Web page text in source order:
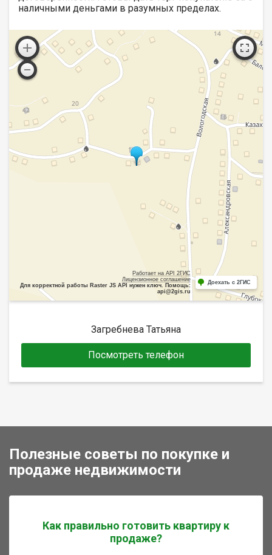
наличными деньгами в разумных пределах.
Работает на API 2ГИС
Лицензионное соглашение
Для корректной работы Raster JS API нужен ключ. Помощь:
api@2gis.ru
Доехать с 2ГИС
Загребнева Татьяна
Посмотреть телефон
Полезные советы по покупке и
продаже недвижимости
Как правильно готовить квартиру к
продаже?